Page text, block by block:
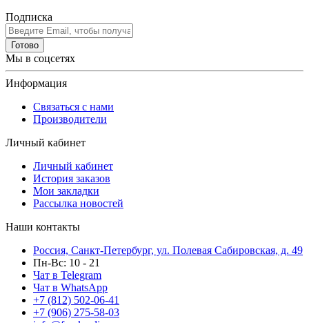
Подписка
Готово
Мы в соцсетях
Информация
Связаться с нами
Производители
Личный кабинет
Личный кабинет
История заказов
Мои закладки
Рассылка новостей
Наши контакты
Россия, Санкт-Петербург, ул. Полевая Сабировская, д. 49
Пн-Вс: 10 - 21
Чат в Telegram
Чат в WhatsApp
+7 (812) 502-06-41
+7 (906) 275-58-03